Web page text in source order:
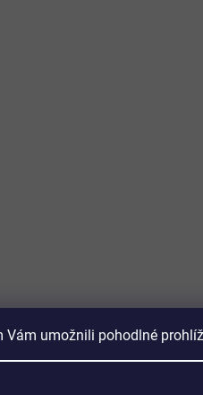
Vám umožnili pohodlné